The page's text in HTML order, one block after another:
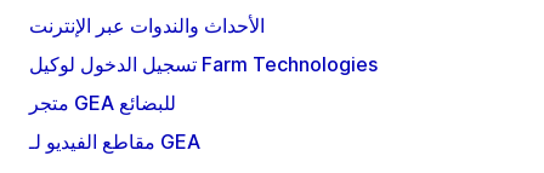
الأحداث والندوات عبر الإنترنت
تسجيل الدخول لوكيل Farm Technologies
متجر GEA للبضائع
مقاطع الفيديو لـ GEA